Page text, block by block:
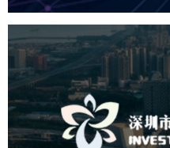
深圳市宝安